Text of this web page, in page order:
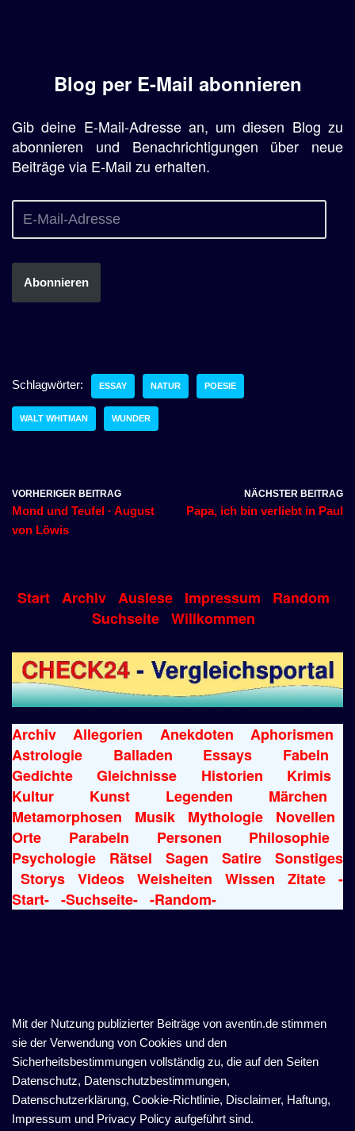
Blog per E-Mail abonnieren
Gib deine E-Mail-Adresse an, um diesen Blog zu
abonnieren und Benachrichtigungen über neue
Beiträge via E-Mail zu erhalten.
Abonnieren
Schlagwörter: ESSAY NATUR POESIE
WALT WHITMAN WUNDER
VORHERIGER BEITRAG
Mond und Teufel · August
von Löwis
NÄCHSTER BEITRAG
Papa, ich bin verliebt in Paul
Start Archiv Auslese Impressum
Random
Suchseite Willkommen
Archiv Allegorien Anekdoten
Aphorismen
Astrologie
Balladen Essays
Fabeln
Gedichte
Gleichnisse Historien
Krimis
Kultur
Kunst Legenden
Märchen
Metamorphosen
Musik Mythologie
Novellen
Orte
Parabeln Personen
Philosophie
Psychologie
Rätsel Sagen Satire
Sonstiges
Storys
Videos Weisheiten Wissen Zitate
-
Start- -Suchseite- -Random-
Mit der Nutzung publizierter Beiträge von aventin.de stimmen
sie der Verwendung von Cookies und den
Sicherheitsbestimmungen vollständig zu, die auf den Seiten
Datenschutz, Datenschutzbestimmungen,
Datenschutzerklärung, Cookie-Richtlinie, Disclaimer, Haftung,
Impressum und Privacy Policy aufgeführt sind.